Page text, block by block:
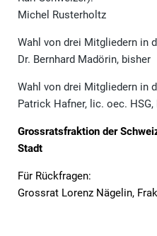
Michel Rusterholtz
Wahl von drei Mitgliedern in
Dr. Bernhard Madörin, bisher
Wahl von drei Mitgliedern in
Patrick Hafner, lic. oec. HSG,
Grossratsfraktion der
Stadt
Für Rückfragen:
Grossrat Lorenz Nägelin,